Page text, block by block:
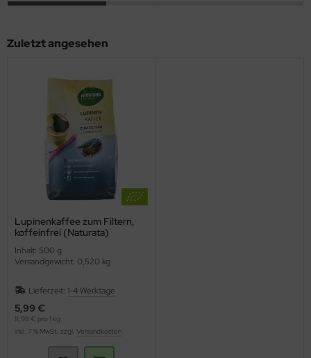
Zuletzt angesehen
Lupinenkaffee zum Filtern,
koffeinfrei (Naturata)
Inhalt: 500 g
Versandgewicht: 0,520 kg
Lieferzeit: 1-4 Werktage
5,99 €
11,98 € pro 1 kg
inkl. 7 % MwSt. zzgl. Versandkosten